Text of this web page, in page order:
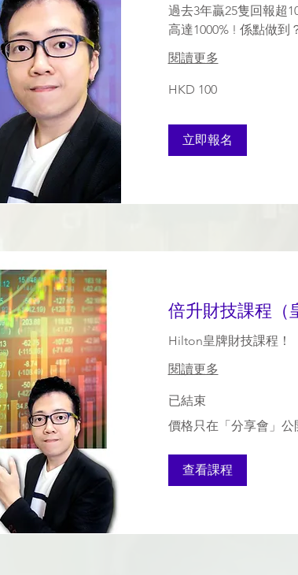
過去3年贏25隻回報超
高達1000% ! 係點做到
閱讀更多
100
HKD 100
立即報名
倍升財技課程（
Hilton皇牌財技課程！
閱讀更多
已結束
價
格
會」
價格只在「分享會」公
查看課程